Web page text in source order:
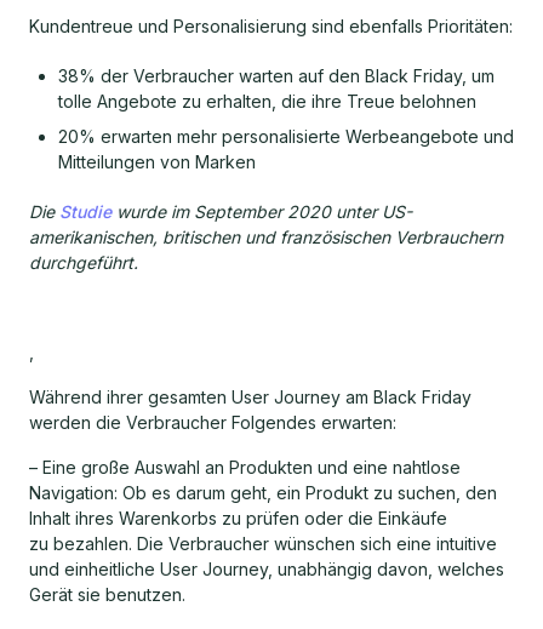
Kundentreue und Personalisierung sind ebenfalls Prioritäten:
38% der Verbraucher warten auf den Black Friday, um
tolle Angebote zu erhalten, die ihre Treue belohnen
20% erwarten mehr personalisierte Werbeangebote und
Mitteilungen von Marken
Die Studiewurde im September 2020 unter US-
amerikanischen, britischen und französischen Verbrauchern
durchgeführt.
Während ihrer gesamten User Journey am Black Friday
werden die Verbraucher Folgendes erwarten:
– Eine große Auswahl an Produkten und eine nahtlose
Navigation: Ob es darum geht, ein Produkt zu suchen, den
Inhalt ihres Warenkorbs zu prüfen oder die Einkäufe
zu bezahlen. Die Verbraucher wünschen sich eine intuitive
und einheitliche User Journey, unabhängig davon, welches
Gerät sie benutzen.